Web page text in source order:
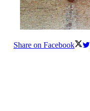
Share on Facebook